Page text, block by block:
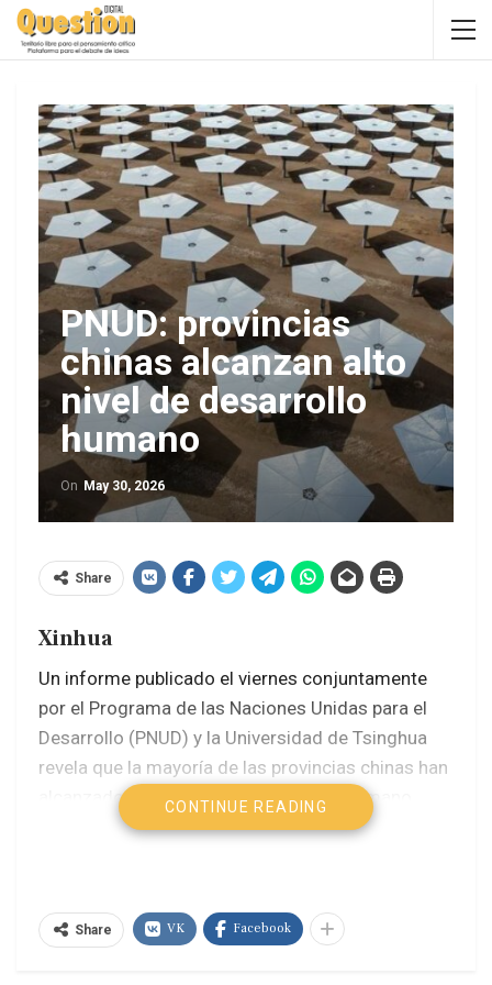
PNUD: provincias
chinas alcanzan alto
nivel de desarrollo
humano
On May 30, 2026
Share
Xinhua
Un informe publicado el viernes conjuntamente
por el Programa de las Naciones Unidas para el
Desarrollo (PNUD) y la Universidad de Tsinghua
revela que la mayoría de las provincias chinas han
alcanzado un alto nivel de desarrollo humano,
mientras que el número de ciudades a nivel de
significativamente.
CONTINUE READING
Share VK Facebook